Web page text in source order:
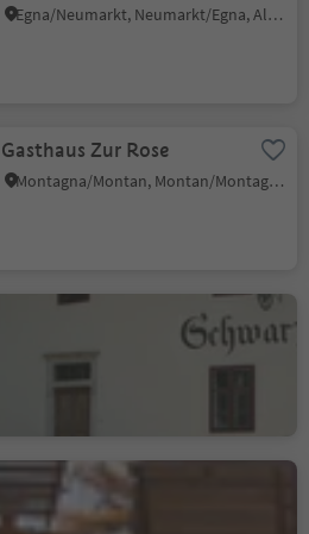
Egna/Neumarkt, Neumarkt/Egna, Alto Adige Wine Road
Gasthaus Zur Rose
Montagna/Montan, Montan/Montagna, Alto Adige Wine Road
Restaurant Schwarz Adler
Cortaccia s.S.d.V./Kurtatsch, Kurtatsch an der Weinstraße/Cortaccia sulla Strada del Vino, Alto Adige Wine Road
Albergo Zirmerhof
Redagno/Radein, Aldein/Aldino